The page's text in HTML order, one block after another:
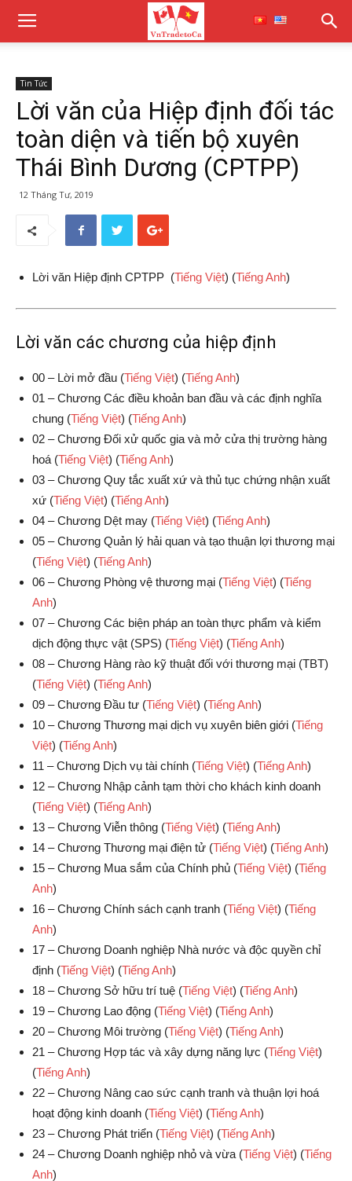
Tin Tức
Lời văn của Hiệp định đối tác
toàn diện và tiến bộ xuyên
Thái Bình Dương (CPTPP)
12 Tháng Tư, 2019
Lời văn Hiệp định CPTPP (Tiếng Việt) (Tiếng Anh)
Lời văn các chương của hiệp định
00 – Lời mở đầu (Tiếng Việt) (Tiếng Anh)
01 – Chương Các điều khoản ban đầu và các định nghĩa
chung (Tiếng Việt) (Tiếng Anh)
02 – Chương Đối xử quốc gia và mở cửa thị trường hàng
hoá (Tiếng Việt) (Tiếng Anh)
03 – Chương Quy tắc xuất xứ và thủ tục chứng nhận xuất
xứ (Tiếng Việt) (Tiếng Anh)
04 – Chương Dệt may (Tiếng Việt) (Tiếng Anh)
05 – Chương Quản lý hải quan và tạo thuận lợi thương mại
(Tiếng Việt) (Tiếng Anh)
06 – Chương Phòng vệ thương mại (Tiếng Việt) (Tiếng
Anh)
07 – Chương Các biện pháp an toàn thực phẩm và kiểm
dịch động thực vật (SPS) (Tiếng Việt) (Tiếng Anh)
08 – Chương Hàng rào kỹ thuật đối với thương mại (TBT)
(Tiếng Việt) (Tiếng Anh)
09 – Chương Đầu tư (Tiếng Việt) (Tiếng Anh)
10 – Chương Thương mại dịch vụ xuyên biên giới (Tiếng
Việt) (Tiếng Anh)
11 – Chương Dịch vụ tài chính (Tiếng Việt) (Tiếng Anh)
12 – Chương Nhập cảnh tạm thời cho khách kinh doanh
(Tiếng Việt) (Tiếng Anh)
13 – Chương Viễn thông (Tiếng Việt) (Tiếng Anh)
14 – Chương Thương mại điện tử (Tiếng Việt) (Tiếng Anh)
15 – Chương Mua sắm của Chính phủ (Tiếng Việt) (Tiếng
Anh)
16 – Chương Chính sách cạnh tranh (Tiếng Việt) (Tiếng
Anh)
17 – Chương Doanh nghiệp Nhà nước và độc quyền chỉ
định (Tiếng Việt) (Tiếng Anh)
18 – Chương Sở hữu trí tuệ (Tiếng Việt) (Tiếng Anh)
19 – Chương Lao động (Tiếng Việt) (Tiếng Anh)
20 – Chương Môi trường (Tiếng Việt) (Tiếng Anh)
21 – Chương Hợp tác và xây dựng năng lực (Tiếng Việt)
(Tiếng Anh)
22 – Chương Nâng cao sức cạnh tranh và thuận lợi hoá
hoạt động kinh doanh (Tiếng Việt) (Tiếng Anh)
23 – Chương Phát triển (Tiếng Việt) (Tiếng Anh)
24 – Chương Doanh nghiệp nhỏ và vừa (Tiếng Việt) (Tiếng
Anh)